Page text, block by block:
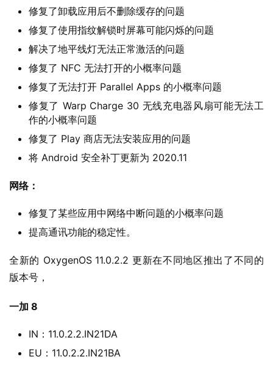
W
件
卓
苹
果
修复了卸载应用后不删除缓存的问题
修复了使用指纹解锁时屏幕可能闪烁的问题
解决了地平线灯无法正常激活的问题
修复了 NFC 无法打开的小概率问题
修复了无法打开 Parallel Apps 的小概率问题
修复了 Warp Charge 30 无线充电器风扇可能无法工
作的小概率问题
修复了 Play 商店无法安装应用的问题
将 Android 安全补丁更新为 2020.11
网络：
修复了某些应用中网络中断问题的小概率问题
提高通讯功能的稳定性。
全新的 OxygenOS 11.0.2.2 更新在不同地区推出了不同的
版本号，
一加 8
IN：11.0.2.2.IN21DA
EU：11.0.2.2.IN21BA